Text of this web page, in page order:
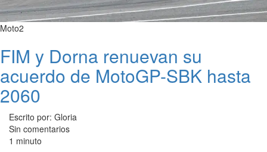
Moto2
FIM y Dorna renuevan su
acuerdo de MotoGP-SBK hasta
2060
Escrito por: Gloria
Sin comentarios
1 minuto